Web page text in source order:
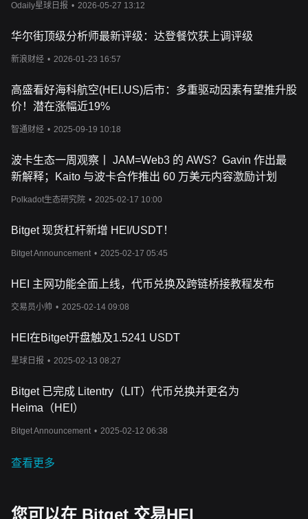
Odaily星球日报 • 2026-05-27 13:12
华尔街顶级分析师最新评级：达登餐饮获上调评级
新浪财经 • 2026-01-23 16:57
高盛看好海科航空(HEI.US)后市：多重驱动因素有望推升股
价！潜在涨幅近19%
智通财经 • 2025-09-19 10:18
波卡生态一周观察丨 JAM=Web3 的 AWS？Gavin 作出最
新解释；Kaito 与波卡合作推出 60 万美元内容激励计划
Polkadot生态研究院 • 2025-02-17 10:00
Bitget 现货杠杆新增 HEI/USDT！
Bitget Announcement • 2025-02-17 05:45
HEI 主网功能全面上线，代币兑换及跨链桥接教程发布
交易员小帅 • 2025-02-14 09:08
HEI在Bitget开盘触及1.5241 USDT
星球日报 • 2025-02-13 08:27
Bitget 已完成 Litentry（LIT）代币兑换并更名为
Heima（HEI）
Bitget Announcement • 2025-02-12 06:38
查看更多
您可以在 Bitget 交易HEI